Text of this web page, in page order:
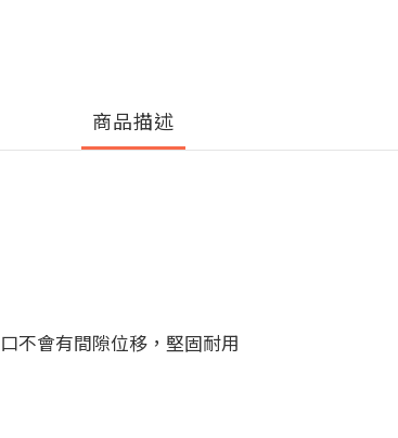
商品描述
不會有間隙位移，堅固耐用